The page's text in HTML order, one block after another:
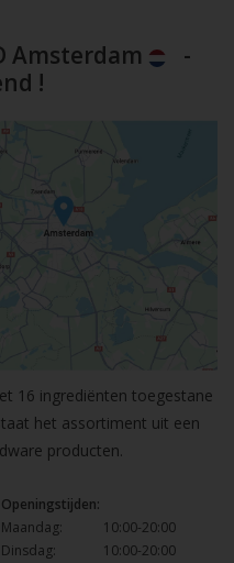
Amsterdam
-
!
16 ingrediënten toegestane
het assortiment uit een
producten.
Openingstijden:
Maandag:
10:00-20:00
Dinsdag:
10:00-20:00